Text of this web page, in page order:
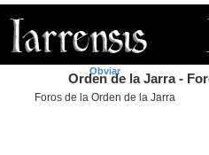
Obviar
Orden de la Jarra -
Foros de la Orden de la Jarra